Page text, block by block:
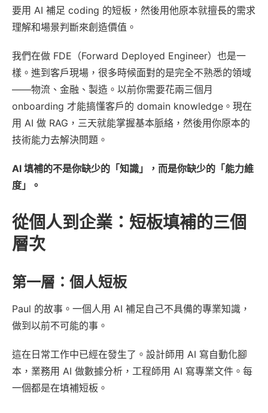
要用 AI 補足 coding 的短板，然後用他原本就擅長的需求
理解和場景判斷來創造價值。
我們在做 FDE（Forward Deployed Engineer）也是一
樣。進到客戶現場，很多時候面對的是完全不熟悉的領域
——物流、金融、製造。以前你需要花兩三個月
onboarding 才能搞懂客戶的 domain knowledge。現在
用 AI 做 RAG，三天就能掌握基本脈絡，然後用你原本的
技術能力去解決問題。
AI 填補的不是你缺少的「知識」，而是你缺少的「能力維
度」。
從個人到企業：短板填補的三個
層次
第一層：個人短板
Paul 的故事。一個人用 AI 補足自己不具備的專業知識，
做到以前不可能的事。
這在日常工作中已經在發生了。設計師用 AI 寫自動化腳
本，業務用 AI 做數據分析，工程師用 AI 寫專業文件。每
一個都是在填補短板。